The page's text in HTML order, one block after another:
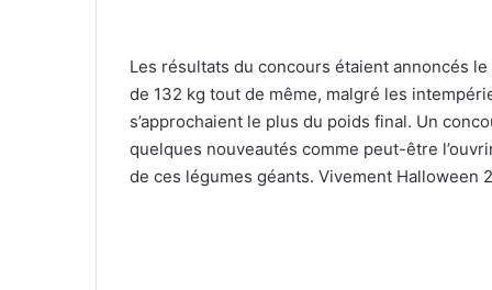
Les résultats du concours étaient annoncés
de 132 kg tout de même, malgré les
s’approchaient le plus du poids final. Un
quelques nouveautés comme peut-être
de ces légumes géants. Vivement Halloween